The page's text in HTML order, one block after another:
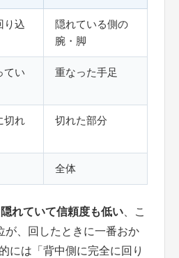
り込
隠れている側の
腕・脚
てい
重なった手足
切れ
切れた部分
全体
れていて信頼度も低い 、こ
が、回したときに一番おか
には「背中側に完全に回り